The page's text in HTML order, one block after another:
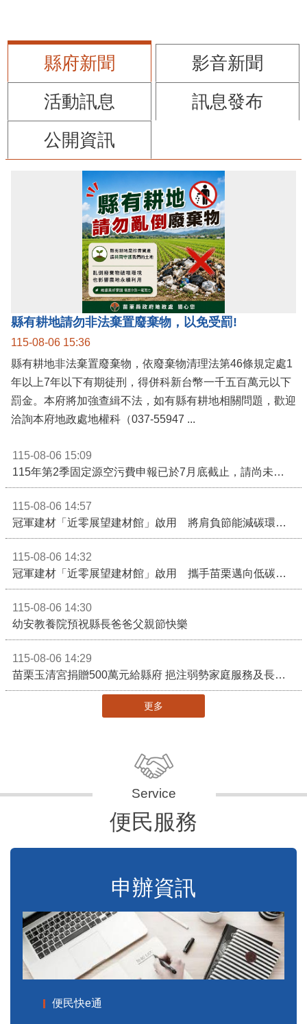
縣府新聞
影音新聞
活動訊息
訊息發布
公開資訊
縣有耕地請勿非法棄置廢棄物，以免受罰!
115-08-06 15:36
縣有耕地非法棄置廢棄物，依廢棄物清理法第46條規定處1
年以上7年以下有期徒刑，得併科新台幣一千五百萬元以下
罰金。本府將加強查緝不法，如有縣有耕地相關問題，歡迎
洽詢本府地政處地權科（037-55947 ...
115-08-06 15:09
115年第2季固定源空污費申報已於7月底截止，請尚未申報公私場所儘速完成申繳，以免面臨滯納金及罰鍰!
115-08-06 14:57
冠軍建材「近零展望建材館」啟用 將肩負節能減碳環境教育重任
115-08-06 14:32
冠軍建材「近零展望建材館」啟用 攜手苗栗邁向低碳建築新未來
115-08-06 14:30
幼安教養院預祝縣長爸爸父親節快樂
115-08-06 14:29
苗栗玉清宮捐贈500萬元給縣府 挹注弱勢家庭服務及長照醫療資源
更多
便民服務
申辦資訊
便民快e通